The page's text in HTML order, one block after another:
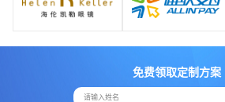
免费领取定制方案
请输入姓名